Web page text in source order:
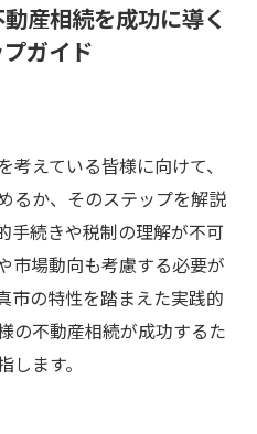
産相続を成功に導く
ガイド
えている皆様に向けて、
るか、そのステップを解説
手続きや税制の理解が不可
市場動向も考慮する必要が
市の特性を踏まえた実践的
の不動産相続が成功するた
ます。